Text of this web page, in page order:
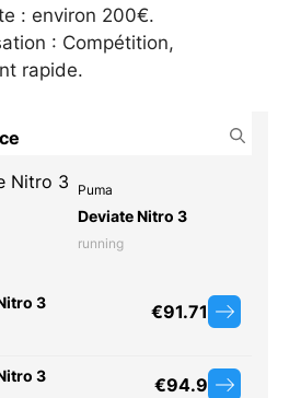
: environ 200€.
: Compétition,
rapide.